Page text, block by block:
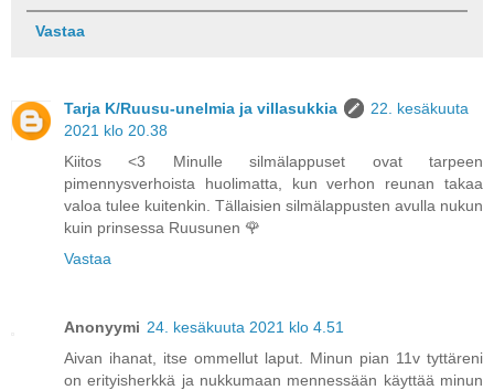
Vastaa
Tarja K/Ruusu-unelmia ja villasukkia
22. kesäkuuta
2021 klo 20.38
Kiitos <3 Minulle silmälappuset ovat tarpeen
pimennysverhoista huolimatta, kun verhon reunan takaa
valoa tulee kuitenkin. Tällaisien silmälappusten avulla nukun
kuin prinsessa Ruusunen 🌹
Vastaa
Anonyymi 24. kesäkuuta 2021 klo 4.51
Aivan ihanat, itse ommellut laput. Minun pian 11v tyttäreni
on erityisherkkä ja nukkumaan mennessään käyttää minun